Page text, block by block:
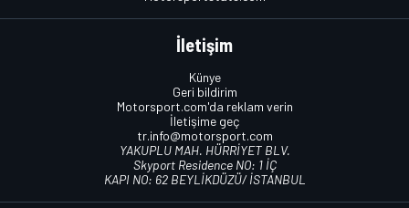
İletişim
Künye
Geri bildirim
Motorsport.com'da reklam verin
İletişime geç
tr.info@motorsport.com
YAKUPLU MAH. HÜRRİYET BLV.
Skyport Residence NO: 1 İÇ
KAPI NO: 62 BEYLİKDÜZÜ/ İSTANBUL